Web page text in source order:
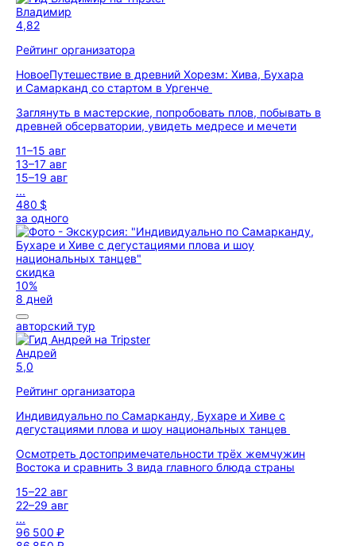
Владимир
4,82
Рейтинг организатора
НовоеПутешествие в древний Хорезм: Хива, Бухара
и Самарканд со стартом в Ургенче
Заглянуть в мастерские, попробовать плов, побывать в
древней обсерватории, увидеть медресе и мечети
11–15 авг
13–17 авг
15–19 авг
...
480 $
за одного
скидка
10%
8 дней
авторский тур
Андрей
5,0
Рейтинг организатора
Индивидуально по Самарканду, Бухаре и Хиве с
дегустациями плова и шоу национальных танцев
Осмотреть достопримечательности трёх жемчужин
Востока и сравнить 3 вида главного блюда страны
15–22 авг
22–29 авг
...
96 500 ₽